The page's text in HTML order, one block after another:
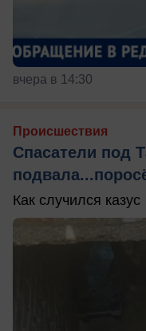
вчера в 14:30
Происшествия
Спасатели под
Как случился казус